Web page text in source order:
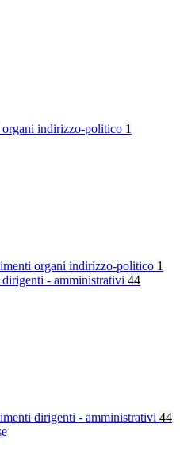
indirizzo-politico 1
organi indirizzo-politico 1
- amministrativi 44
dirigenti - amministrativi 44